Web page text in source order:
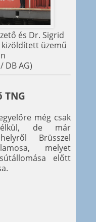
és Dr. Sigrid
üzemű
DB AG)
TNG
még csak
de már
Brüsszel
melyet
előtt